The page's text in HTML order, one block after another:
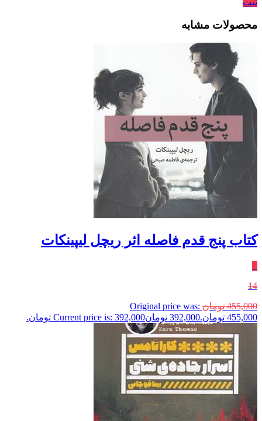
ثبت
محصولات مشابه
کتاب پنج قدم فاصله اثر ریچل لیپینکات
14
455,000 تومان Original price was:
455,000 تومان.
392,000 تومانCurrent price is: 392,000 تومان.